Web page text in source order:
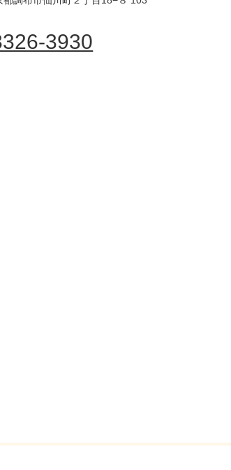
3930